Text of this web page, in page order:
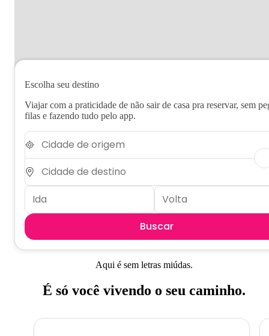
Escolha seu destino
Viajar com a praticidade de não sair de casa pra reservar, sem
filas e fazendo tudo pelo app.
Buscar
Aqui é sem letras miúdas.
É só você vivendo o seu caminho.